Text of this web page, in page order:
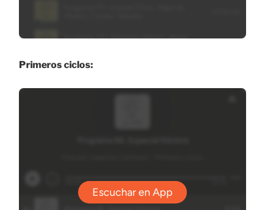
Primeros ciclos: